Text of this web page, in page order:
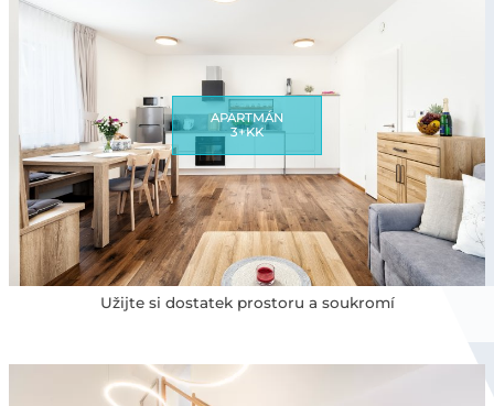
APARTMÁN
3+KK
Užijte si dostatek prostoru a soukromí